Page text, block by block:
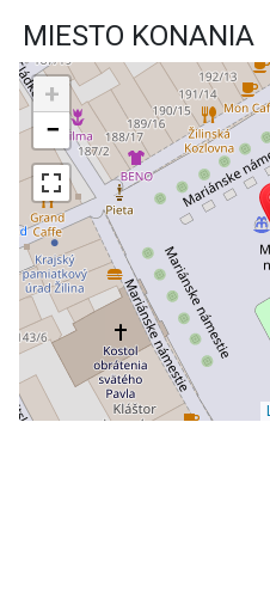
MIESTO KONANIA
+
−